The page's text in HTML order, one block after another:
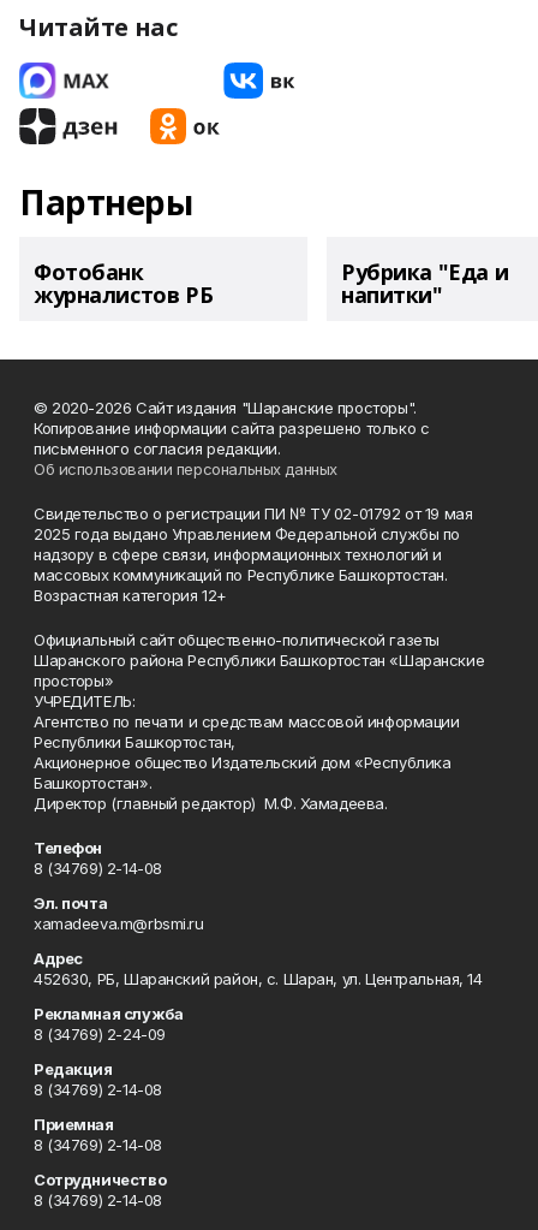
Читайте нас
Партнеры
Фотобанк
журналистов РБ
Рубрика "Еда и
напитки"
© 2020-2026 Сайт издания "Шаранские просторы".
Копирование информации сайта разрешено только с
письменного согласия редакции.
Об использовании персональных данных
Свидетельство о регистрации ПИ № ТУ 02-01792 от 19 мая
2025 года выдано Управлением Федеральной службы по
надзору в сфере связи, информационных технологий и
массовых коммуникаций по Республике Башкортостан.
Возрастная категория 12+
Официальный сайт общественно-политической газеты
Шаранского района Республики Башкортостан «Шаранские
просторы»
УЧРЕДИТЕЛЬ:
Агентство по печати и средствам массовой информации
Республики Башкортостан,
Акционерное общество Издательский дом «Республика
Башкортостан».
Директор (главный редактор) М.Ф. Хамадеева.
Телефон
8 (34769) 2-14-08
Эл. почта
xamadeeva.m@rbsmi.ru
Адрес
452630, РБ, Шаранский район, с. Шаран, ул. Центральная, 14
Рекламная служба
8 (34769) 2-24-09
Редакция
8 (34769) 2-14-08
Приемная
8 (34769) 2-14-08
Сотрудничество
8 (34769) 2-14-08